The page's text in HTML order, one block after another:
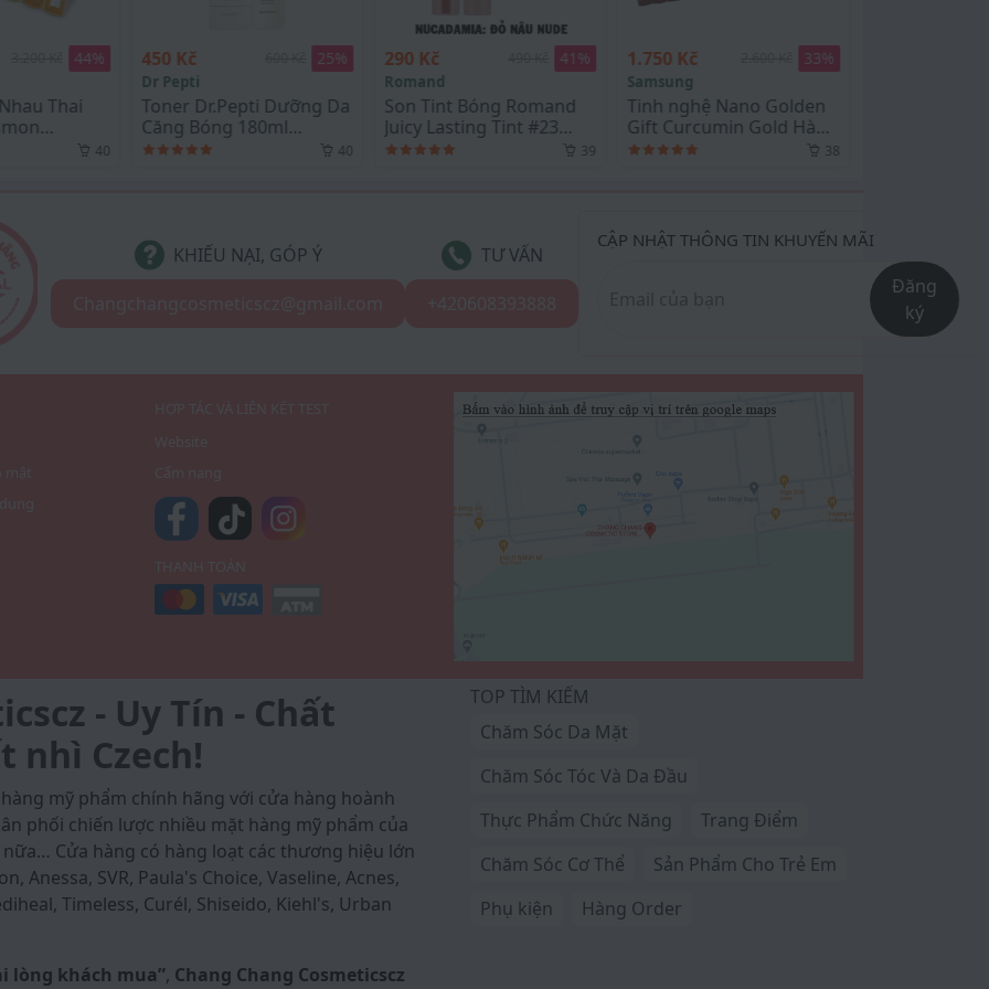
25%
Dưỡng Da
40
290 Kč 41%
Romand
Son Tint Bóng Romand
Juicy Lasting Tint #23
NUCADAMIA
39
1.750 Kč 33 %
Samsung
Tinh nghệ Nano Golden
Gift Curcumin Gold Hàn
Quốc 100 Tép
38
550 Kč 33%
Medicube
Toner Pad ZERO PORE
PAD 2.0 Medicube -
100ml / 70 miếng
38
KHIẾU NẠI, GÓP Ý
TƯ VẤN
CẬP NHẬT THÔNG TIN KHUYẾN MÃI
Đăng
ký
- Uy Tín - Chất
nhì Czech!
mỹ phẩm chính hãng với cửa hàng hoành
phối chiến lược nhiều mặt hàng mỹ phẩm của
Cửa hàng có hàng loạt các thương hiệu lớn
Anessa, SVR, Paula's Choice, Vaseline, Acnes,
Timeless, Curél, Shiseido, Kiehl's, Urban
lòng khách mua”, Chang Chang Cosmeticscz
TOP TÌM KIẾM
Chăm Sóc Da Mặt
Chăm Sóc Tóc Và Da Đầu
Thực Phẩm Chức Năng
Trang Điểm
Chăm Sóc Cơ Thể
Sản Phẩm Cho Trẻ Em
Phụ kiện
Hàng Order